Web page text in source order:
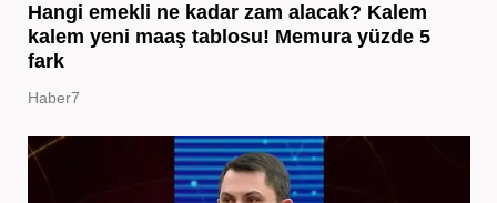
Hangi emekli ne kadar zam alacak? Kalem
kalem yeni maaş tablosu! Memura yüzde 5
fark
Haber7